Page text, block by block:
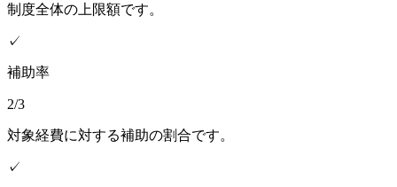
制度全体の上限額です。
✓
補助率
2/3
対象経費に対する補助の割合です。
✓